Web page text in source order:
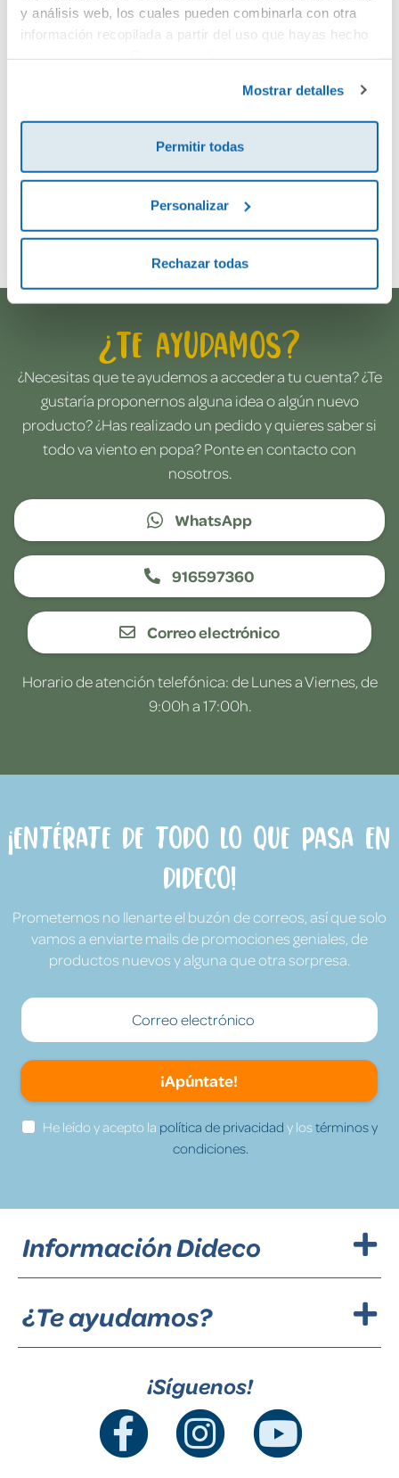
y análisis web, los cuales pueden combinarla con otra
información recopilada a partir del uso que hayas hecho
Mostrar detalles
Permitir todas
Personalizar
Rechazar todas
Debes iniciar sesión para poder valorarlo
¿Te ayudamos?
¿Necesitas que te ayudemos a acceder a tu cuenta? ¿Te
gustaría proponernos alguna idea o algún nuevo
producto? ¿Has realizado un pedido y quieres saber si
todo va viento en popa? Ponte en contacto con
nosotros.
WhatsApp
916597360
Correo electrónico
Horario de atención telefónica: de Lunes a Viernes, de
9:00h a 17:00h.
¡Entérate de todo lo que pasa en
Dideco!
Prometemos no llenarte el buzón de correos, así que solo
vamos a enviarte mails de promociones geniales, de
productos nuevos y alguna que otra sorpresa.
¡Apúntate!
He leído y acepto la política de privacidad y lostérminos y
condiciones.
Información Dideco
¿Te ayudamos?
¡Síguenos!